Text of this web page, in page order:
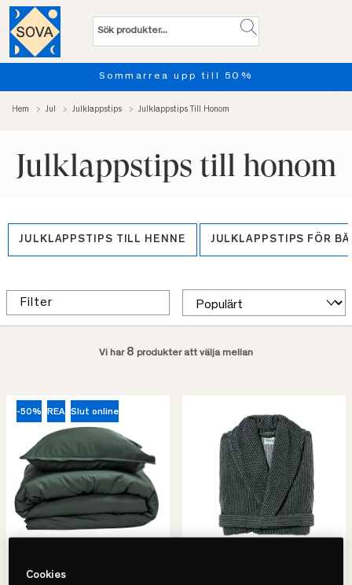
Provsov upp till
Hem Jul Julklappstips Julklappstips Till Honom
Julklappstips till honom
JULKLAPPSTIPS TILL HENNE JULKLAPPSTIPS FÖR
Filter
Vi har 8 produkter att välja mellan
-50% REA Slut online
Gripsholm
Cookies